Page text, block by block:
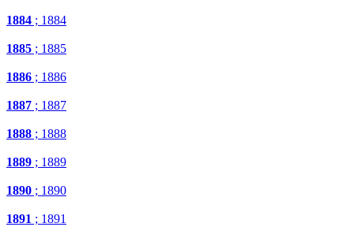
1884 ; 1884
1885 ; 1885
1886 ; 1886
1887 ; 1887
1888 ; 1888
1889 ; 1889
1890 ; 1890
1891 ; 1891